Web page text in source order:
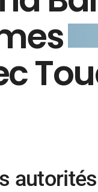
autorités